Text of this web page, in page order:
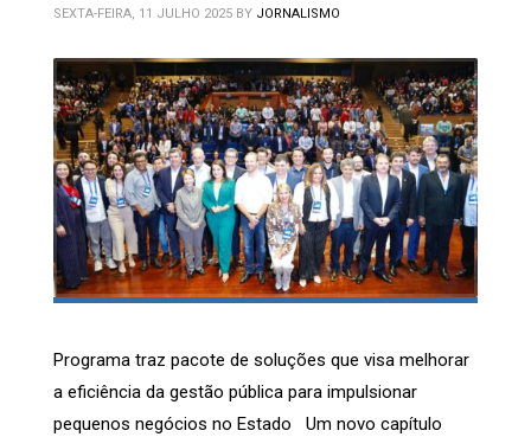
SEXTA-FEIRA, 11 JULHO 2025 BY JORNALISMO
Programa traz pacote de soluções que visa melhorar
a eficiência da gestão pública para impulsionar
pequenos negócios no Estado Um novo capítulo